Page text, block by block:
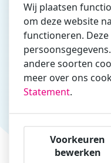
Vul hier bij voorkeur het
zakelijk/administratief
Is de contactpersoon
Ja
Cursisten
Voeg cursisten toe
Wij plaatsen
om deze website
functioneren.
andere soorten
meer over ons
Statement.
Voorkeuren
bewerken